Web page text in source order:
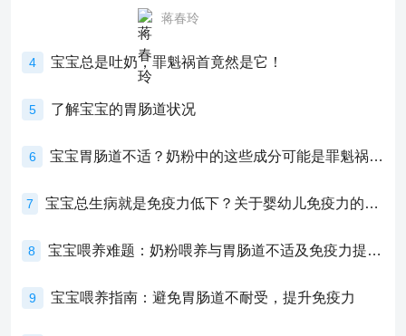
蒋春玲
4 宝宝总是吐奶，罪魁祸首竟然是它！
5 了解宝宝的胃肠道状况
6 宝宝胃肠道不适？奶粉中的这些成分可能是罪魁祸首！
7 宝宝总生病就是免疫力低下？关于婴幼儿免疫力的真相，家长必须了解！
8 宝宝喂养难题：奶粉喂养与胃肠道不适及免疫力提升的奥秘
9 宝宝喂养指南：避免胃肠道不耐受，提升免疫力